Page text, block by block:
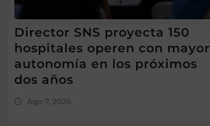
Director SNS proyecta 150
hospitales operen con mayor
autonomía en los próximos
dos años
Ago 7, 2026